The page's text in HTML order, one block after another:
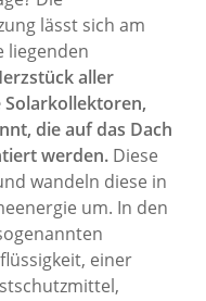
lässt sich am
liegenden
aller
die auf das Dach
werden. Diese
wandeln diese in
um. In den
einer